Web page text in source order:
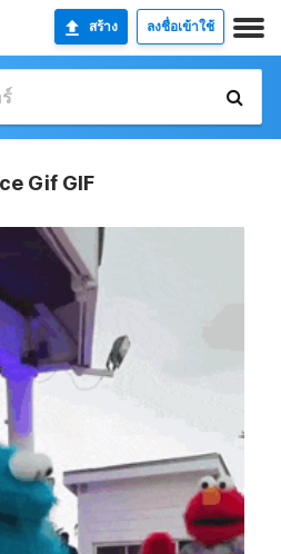
สร้าง ลงชื่อเข้าใช้
Gif GIF